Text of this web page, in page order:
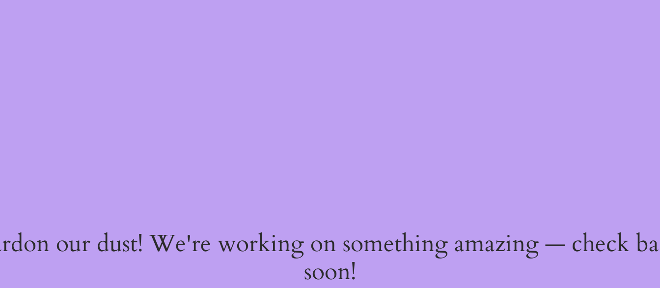
our dust! We're working on something amazing — check
soon!